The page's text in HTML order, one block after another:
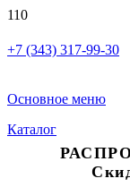
+7 (343) 317-99-30
Основное меню
Каталог